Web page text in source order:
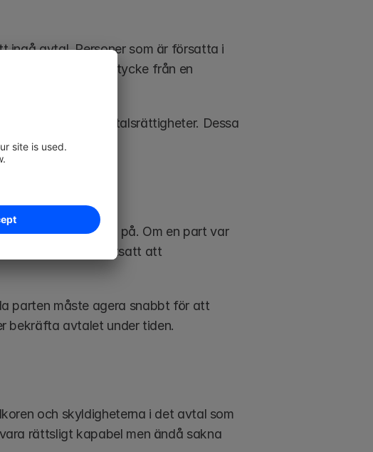
ingå avtal. Personer som är försatta i
avtal utan samtycke från en
ha begränsade avtalsrättigheter. Dessa
parter.
personen går med på. Om en part var
förutsatt att
parten måste agera snabbt för att
bekräfta avtalet under tiden.
och skyldigheterna i det avtal som
rättsligt kapabel men ändå sakna